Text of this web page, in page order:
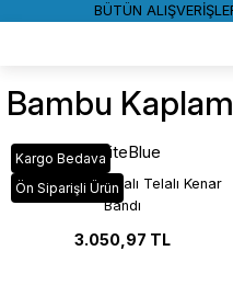
BÜTÜN
Bambu
Kargo Bedava
Ön Siparişli Ürün
WhiteBlue
Bambu Kaplamalı Telalı Kenar
Bandı
3.050,97 TL